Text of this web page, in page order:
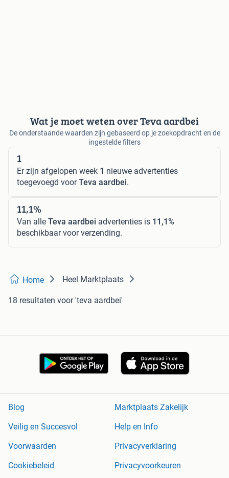
Wat je moet weten over Teva aardbei
De onderstaande waarden zijn gebaseerd op je zoekopdracht en de
ingestelde filters
1
Er zijn afgelopen week 1 nieuwe advertenties
toegevoegd voorTeva aardbei.
11,1%
Van alle Teva aardbei advertenties is 11,1%
beschikbaar voor verzending.
Home Heel Marktplaats
18 resultaten voor 'teva aardbei'
Blog
Marktplaats Zakelijk
Veilig en Succesvol
Help en Info
Voorwaarden
Privacyverklaring
Cookiebeleid
Privacyvoorkeuren